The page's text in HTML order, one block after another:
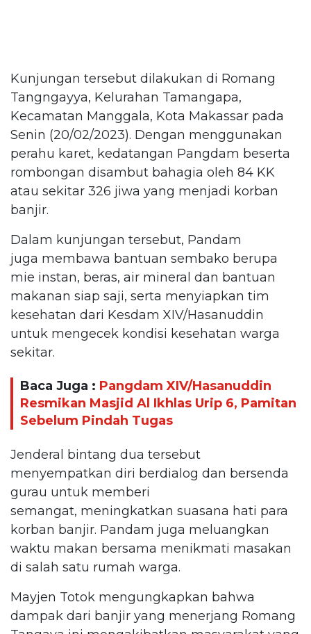
Kunjungan tersebut dilakukan di Romang
Tangngayya, Kelurahan Tamangapa,
Kecamatan Manggala, Kota Makassar pada
Senin (20/02/2023). Dengan menggunakan
perahu karet, kedatangan Pangdam beserta
rombongan disambut bahagia oleh 84 KK
atau sekitar 326 jiwa yang menjadi korban
banjir.
Dalam kunjungan tersebut, Pandam
juga membawa bantuan sembako berupa
mie instan, beras, air mineral dan bantuan
makanan siap saji, serta menyiapkan tim
kesehatan dari Kesdam XIV/Hasanuddin
untuk mengecek kondisi kesehatan warga
sekitar.
Baca Juga : Pangdam XIV/Hasanuddin
Resmikan Masjid Al Ikhlas Urip 6, Pamitan
Sebelum Pindah Tugas
Jenderal bintang dua tersebut
menyempatkan diri berdialog dan bersenda
gurau untuk memberi
semangat, meningkatkan suasana hati para
korban banjir. Pandam juga meluangkan
waktu makan bersama menikmati masakan
di salah satu rumah warga.
Mayjen Totok mengungkapkan bahwa
dampak dari banjir yang menerjang Romang